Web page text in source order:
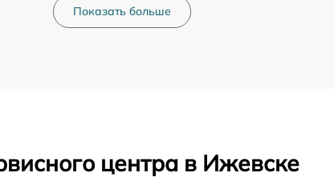
Показать больше
центра в Ижевске